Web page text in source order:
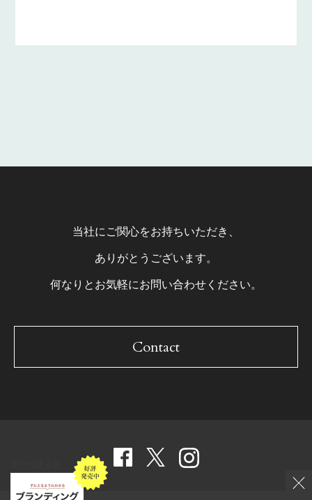
当社にご関心をお持ちいただき、
ありがとうございます。
何なりとお気軽にお問い合わせください。
Contact